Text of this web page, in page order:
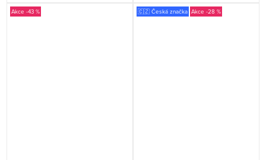
-43 % 🇨🇿 Česká značka -28 %